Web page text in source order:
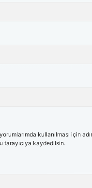
kullanılması için
tarayıcıya kaydedilsin.